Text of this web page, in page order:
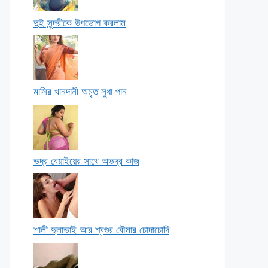
দুই সুন্দরীকে উপভোগ করলাম
মাসির খানদানী অমৃত সুধা পান
ভদ্র বেয়াইয়ের সাথে অভদ্র কাজ
শালী দুলাভাই আর শ্বশুর বৌমার চোদাচোদি